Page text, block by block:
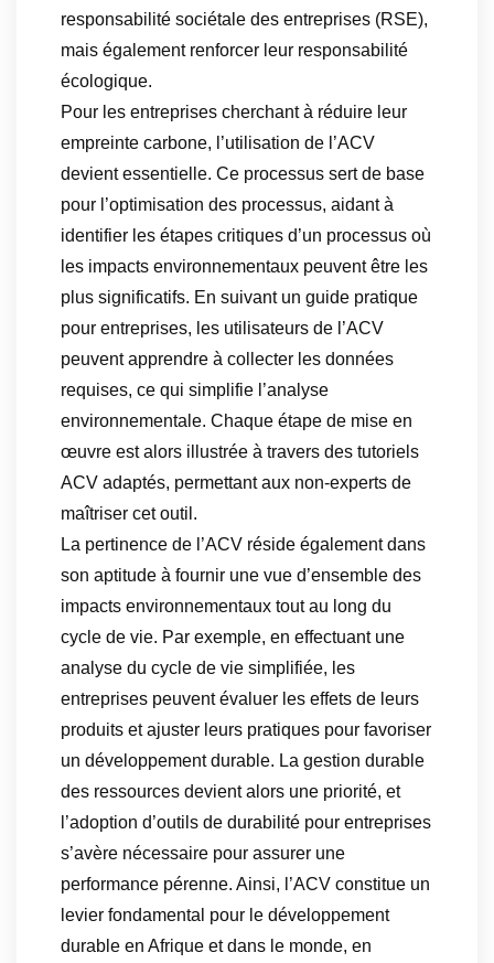
responsabilité sociétale des entreprises (RSE),
mais également renforcer leur responsabilité
écologique.
Pour les entreprises cherchant à réduire leur
empreinte carbone, l’utilisation de l’ACV
devient essentielle. Ce processus sert de base
pour l’optimisation des processus, aidant à
identifier les étapes critiques d’un processus où
les impacts environnementaux peuvent être les
plus significatifs. En suivant un guide pratique
pour entreprises, les utilisateurs de l’ACV
peuvent apprendre à collecter les données
requises, ce qui simplifie l’analyse
environnementale. Chaque étape de mise en
œuvre est alors illustrée à travers des tutoriels
ACV adaptés, permettant aux non-experts de
maîtriser cet outil.
La pertinence de l’ACV réside également dans
son aptitude à fournir une vue d’ensemble des
impacts environnementaux tout au long du
cycle de vie. Par exemple, en effectuant une
analyse du cycle de vie simplifiée, les
entreprises peuvent évaluer les effets de leurs
produits et ajuster leurs pratiques pour favoriser
un développement durable. La gestion durable
des ressources devient alors une priorité, et
l’adoption d’outils de durabilité pour entreprises
s’avère nécessaire pour assurer une
performance pérenne. Ainsi, l’ACV constitue un
levier fondamental pour le développement
durable en Afrique et dans le monde, en